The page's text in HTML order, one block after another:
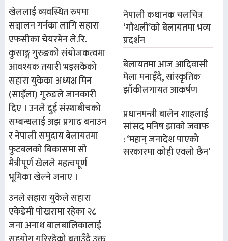
खेललाई व्यवस्थित रुपमा
सञ्चालन गर्नका लागि सहारा
एफसीका चेयरमेन ले.रि.
कुसाङ्ग गुरुङको संयोजकत्वमा
आवश्यक तयारी भइसकेको
सहारा युकेका अध्यक्ष मिन
(साइँला) गुरुङले जानकारी
दिए । उनले दुई संस्थाबीचको
सम्बन्धलाई अझ प्रगाढ बनाउन
र नेपाली समुदाय बेलायतमा
फुटबलको बिकासमा सो
मैत्रीपूर्ण खेलले महत्वपूर्ण
भूमिका खेल्ने जनाए ।
उनले सहारा युकेले सहारा
एकेडेमी पोखरामा रहेका २८
जना अनाथ बालबालिकालाई
नेपाली कथानक चलचित्र
‘गौथली’को बेलायतमा भव्य
प्रदर्शन
बेलायतमा आज आदिवासी
मेला मनाइँदै, सांस्कृतिक
झाँकीलगायत आकर्षण
प्रधानमन्त्री बालेन शाहलाई
सांसद मनिष झाको जवाफ
: ‘महान् जनादेश पाएको
सरकारमा कोही एक्लो छैन’